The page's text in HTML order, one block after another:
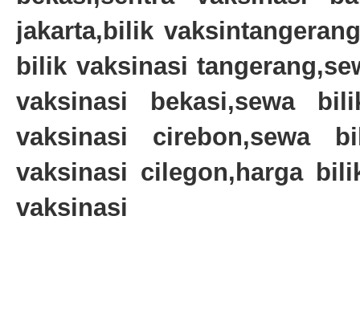
jakarta,bilik
bilik vaksinasi
vaksinasi bekasi,sewa
vaksinasi cirebon,sewa
vaksinasi cilegon,harga
vaksinasi